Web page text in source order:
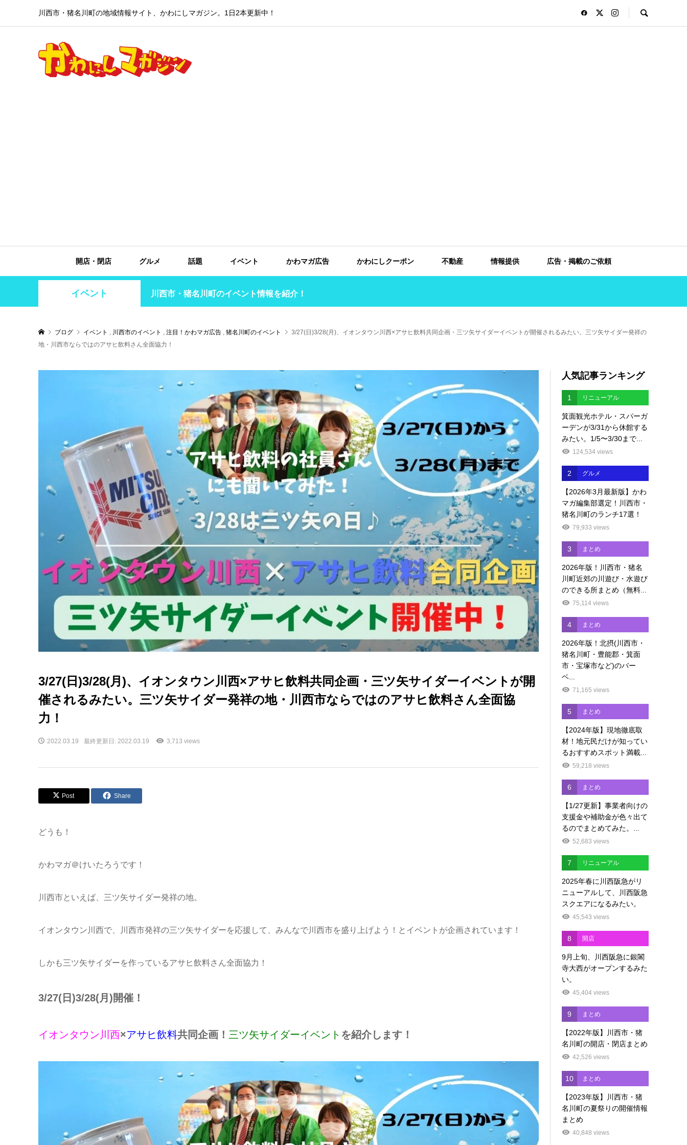
川西市・猪名川町の地域情報サイト、かわにしマガジン。1日2本更新中！
開店・閉店 グルメ 話題 イベント かわマガ広告 かわにしクーポン 不動産 情報提供 広告・掲載のご依頼
イベント 川西市・猪名川町のイベント情報を紹介！
ブログ イベント , 川西市のイベント , 注目！かわマガ広告 , 猪名川町のイベント
3/27(日)3/28(月)、イオンタウン川西×アサヒ飲料共同企画・三ツ矢サイダーイベントが開催されるみたい。三ツ矢サイダー発祥の
地・川西市ならではのアサヒ飲料さん全面協力！
3/27(日)3/28(月)、イオンタウン川西×アサヒ飲料共同企画・三ツ矢サイダーイベントが開
催されるみたい。三ツ矢サイダー発祥の地・川西市ならではのアサヒ飲料さん全面協
力！
2022.03.19 最終更新日: 2022.03.19 3,713 views
Post Share
どうも！
かわマガ＠けいたろうです！
川西市といえば、三ツ矢サイダー発祥の地。
イオンタウン川西で、川西市発祥の三ツ矢サイダーを応援して、みんなで川西市を盛り上げよう！とイベントが企画されています！
しかも三ツ矢サイダーを作っているアサヒ飲料さん全面協力！
3/27(日)3/28(月)開催！
イオンタウン川西×アサヒ飲料共同企画！ 三ツ矢サイダーイベント を紹介します！
人気記事ランキング
1 リニューアル
箕面観光ホテル・スパーガ
ーデンが3/31から休館する
みたい。1/5〜3/30まで...
124,534 views
2 グルメ
【2026年3月最新版】かわ
マガ編集部選定！川西市・
猪名川町のランチ17選！
79,933 views
3 まとめ
2026年版！川西市・猪名
川町近郊の川遊び・水遊び
のできる所まとめ（無料...
75,114 views
4 まとめ
2026年版！北摂(川西市・
猪名川町・豊能郡・箕面
市・宝塚市など)のバー
ベ...
71,165 views
5 まとめ
【2024年版】現地徹底取
材！地元民だけが知ってい
るおすすめスポット満載...
59,218 views
6 まとめ
【1/27更新】事業者向けの
支援金や補助金が色々出て
るのでまとめてみた。...
52,683 views
7 リニューアル
2025年春に川西阪急がリ
ニューアルして、川西阪急
スクエアになるみたい。
45,543 views
8 開店
9月上旬、川西阪急に銀閣
寺大西がオープンするみた
い。
45,404 views
9 まとめ
【2022年版】川西市・猪
名川町の開店・閉店まとめ
42,526 views
10 まとめ
【2023年版】川西市・猪
名川町の夏祭りの開催情報
まとめ
40,848 views